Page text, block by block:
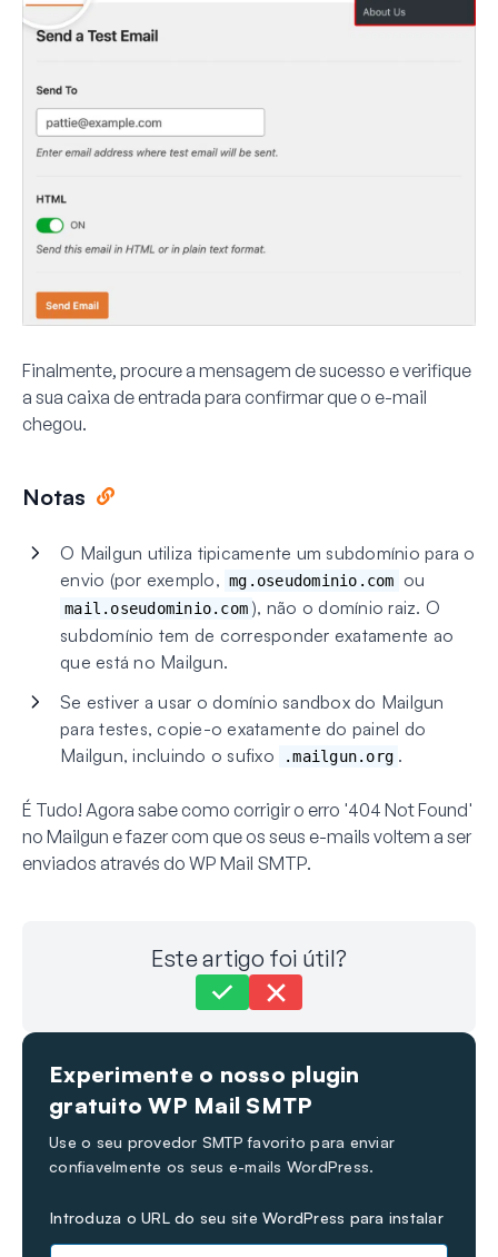
Finalmente, procure a mensagem de sucesso e verifique
a sua caixa de entrada para confirmar que o e-mail
chegou.
Notas
O Mailgun utiliza tipicamente um subdomínio para o
envio (por exemplo, mg.oseudominio.com ou
mail.oseudominio.com ), não o domínio raiz. O
subdomínio tem de corresponder exatamente ao
que está no Mailgun.
Se estiver a usar o domínio sandbox do Mailgun
para testes, copie-o exatamente do painel do
Mailgun, incluindo o sufixo
.mailgun.org .
É Tudo! Agora sabe como corrigir o erro '404 Not Found'
no Mailgun e fazer com que os seus e-mails voltem a ser
enviados através do WP Mail SMTP.
Este artigo foi útil?
Ainda preso?
Última atualização em 01 de junho de 2026
Experimente o nosso plugin
gratuito WP Mail SMTP
Use o seu provedor SMTP favorito para enviar
confiavelmente os seus e-mails WordPress.
Introduza o URL do seu site WordPress para instalar